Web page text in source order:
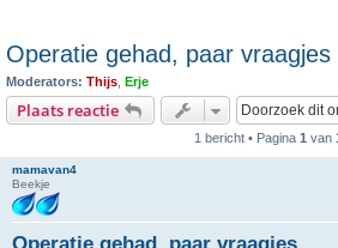
Operatie gehad, paar vraagjes
Moderators: Thijs Erje
Plaats reactie
1 bericht • Pagina 1 van
mamavan4
Beekje